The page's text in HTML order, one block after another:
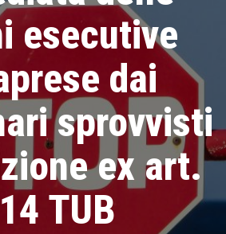
esecutive
dai
sprovvisti
ex art.
TUB